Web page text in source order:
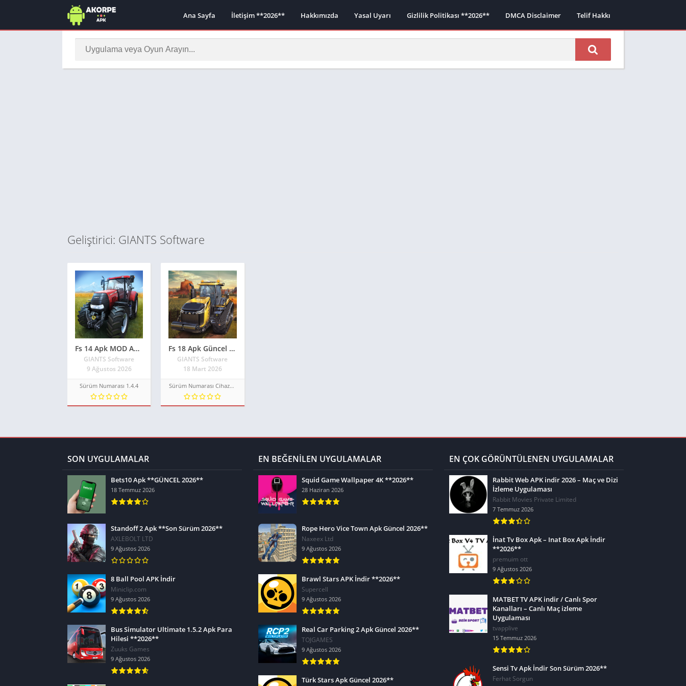
Ana Sayfa İletişim **2026** Hakkımızda Yasal Uyarı Gizlilik Politikası **2026** DMCA Disclaimer Telif Hakkı
Geliştirici: GIANTS Software
Fs 14 Apk MOD APK – PARA HİLELİ Güncel Sürüm 2026 ** Farming Simulator 14
GIANTS Software
9 Ağustos 2026
Sürüm Numarası 1.4.4
Fs 18 Apk Güncel Mod Sürümü 2026**
GIANTS Software
18 Mart 2026
Sürüm Numarası Cihaza göre değişir
SON UYGULAMALAR
Bets10 Apk **GÜNCEL 2026**
18 Temmuz 2026
Standoff 2 Apk **Son Sürüm 2026**
AXLEBOLT LTD
9 Ağustos 2026
8 Ball Pool APK İndir
Miniclip.com
9 Ağustos 2026
Bus Simulator Ultimate 1.5.2 Apk Para
Hilesi **2026**
Zuuks Games
9 Ağustos 2026
EN BEĞENİLEN UYGULAMALAR
Squid Game Wallpaper 4K **2026**
28 Haziran 2026
Rope Hero Vice Town Apk Güncel 2026**
Naxeex Ltd
9 Ağustos 2026
Brawl Stars APK İndir **2026**
Supercell
9 Ağustos 2026
Real Car Parking 2 Apk Güncel 2026**
TOJGAMES
9 Ağustos 2026
Türk Stars Apk Güncel 2026**
EN ÇOK GÖRÜNTÜLENEN UYGULAMALAR
Rabbit Web APK indir 2026 – Maç ve Dizi
İzleme Uygulaması
Rabbit Movies Private Limited
7 Temmuz 2026
İnat Tv Box Apk – Inat Box Apk İndir
**2026**
premuim ott
9 Ağustos 2026
MATBET TV APK indir / Canlı Spor
Kanalları – Canlı Maç izleme
Uygulaması
tvapplive
15 Temmuz 2026
Sensi Tv Apk İndir Son Sürüm 2026**
Ferhat Sorgun